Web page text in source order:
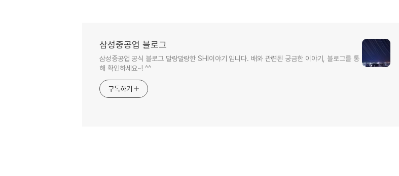
삼성중공업 블로그
삼성중공업 공식 블로그 말랑말랑한 SHI이야기 입니다. 배와 관련된 궁금한 이야기, 블로그를 통
해 확인하세요~! ^^
구독하기